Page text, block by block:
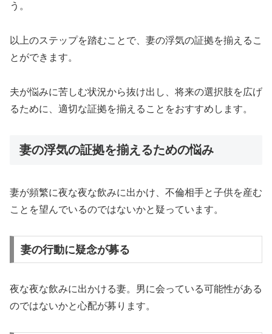
う。
以上のステップを踏むことで、妻の浮気の証拠を揃えるこ
とができます。
夫が悩みに苦しむ状況から抜け出し、将来の選択肢を広げ
るために、適切な証拠を揃えることをおすすめします。
妻の浮気の証拠を揃えるための悩み
妻が頻繁に夜な夜な飲みに出かけ、不倫相手と子供を産む
ことを望んでいるのではないかと疑っています。
妻の行動に疑念が募る
夜な夜な飲みに出かける妻。男に会っている可能性がある
のではないかと心配が募ります。